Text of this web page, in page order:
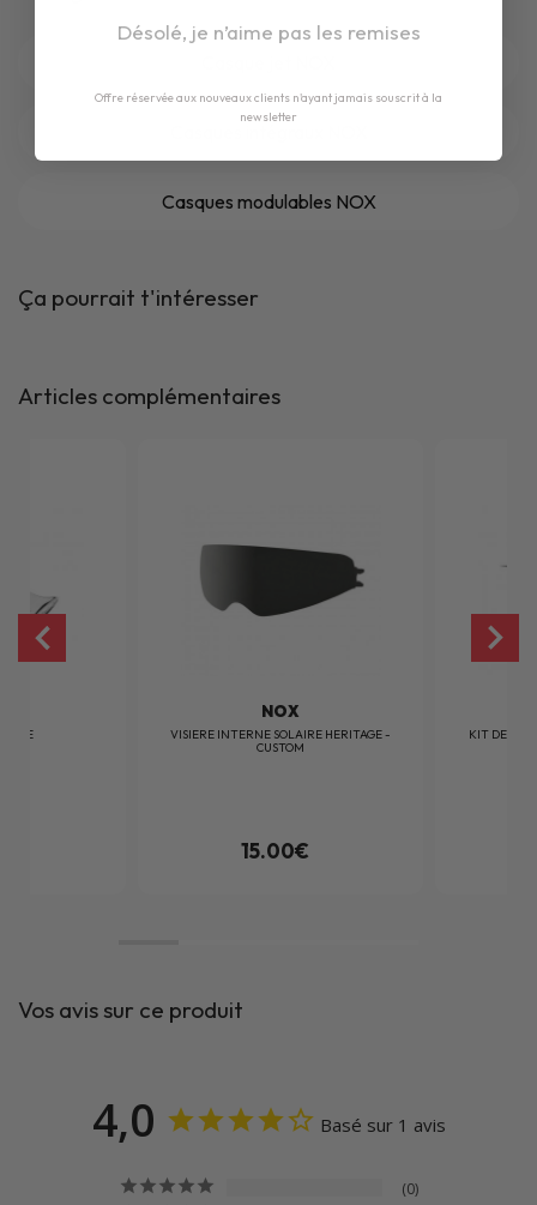
Casques modulables NOX
Ça pourrait t'intéresser
Articles complémentaires
NOX
VISIERE INTERNE SOLAIRE HERITAGE -
CUSTOM
15.00€
KIT DE
Vos avis sur ce produit
4,0 Basé sur 1 avis
0
Désolé, je n’aime pas les remises
Offre réservée aux nouveaux clients n'ayant jamais souscrit à la
newsletter